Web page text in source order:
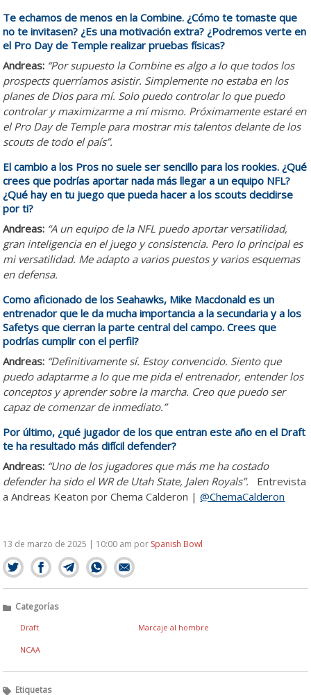
Te echamos de menos en la Combine. ¿Cómo te tomaste que
no te invitasen? ¿Es una motivación extra? ¿Podremos verte en
el Pro Day de Temple realizar pruebas físicas?
Andreas: “Por supuesto la Combine es algo a lo que todos los
prospects querríamos asistir. Simplemente no estaba en los
planes de Dios para mí. Solo puedo controlar lo que puedo
controlar y maximizarme a mí mismo. Próximamente estaré en
el Pro Day de Temple para mostrar mis talentos delante de los
scouts de todo el país”.
El cambio a los Pros no suele ser sencillo para los rookies. ¿Qué
crees que podrías aportar nada más llegar a un equipo NFL?
¿Qué hay en tu juego que pueda hacer a los scouts decidirse
por ti?
Andreas: “A un equipo de la NFL puedo aportar versatilidad,
gran inteligencia en el juego y consistencia. Pero lo principal es
mi versatilidad. Me adapto a varios puestos y varios esquemas
en defensa.
Como aficionado de los Seahawks, Mike Macdonald es un
entrenador que le da mucha importancia a la secundaria y a los
Safetys que cierran la parte central del campo. Crees que
podrías cumplir con el perfil?
Andreas: “Definitivamente sí. Estoy convencido. Siento que
puedo adaptarme a lo que me pida el entrenador, entender los
conceptos y aprender sobre la marcha. Creo que puedo ser
capaz de comenzar de inmediato.”
Por último, ¿qué jugador de los que entran este año en el Draft
te ha resultado más difícil defender?
Andreas: “Uno de los jugadores que más me ha costado
defender ha sido el WR de Utah State, Jalen Royals”. Entrevista
a Andreas Keaton por Chema Calderon |@ChemaCalderon
13 de marzo de 2025 | 10:00 am por Spanish Bowl
Categorías
Draft Marcaje al hombre
NCAA
Etiquetas